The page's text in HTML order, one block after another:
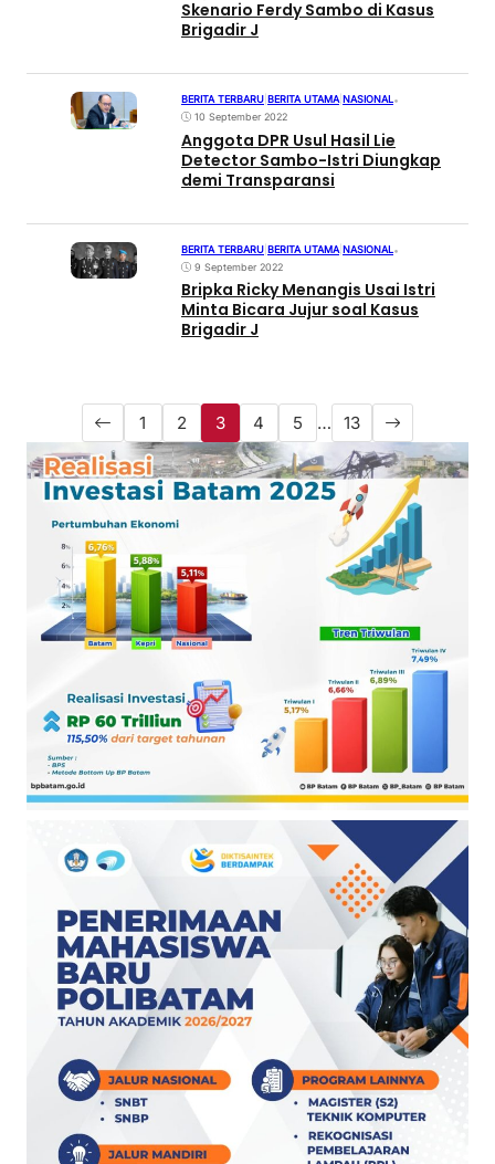
Skenario Ferdy Sambo di Kasus
Brigadir J
BERITA TERBARU BERITA UTAMA|NASIONAL•
10 September 2022
Anggota DPR Usul Hasil Lie
Detector Sambo-Istri Diungkap
demi Transparansi
BERITA TERBARU BERITA UTAMA NASIONAL•
9 September 2022
Bripka Ricky Menangis Usai Istri
Minta Bicara Jujur soal Kasus
Brigadir J
1 2 3 4 5 … 13